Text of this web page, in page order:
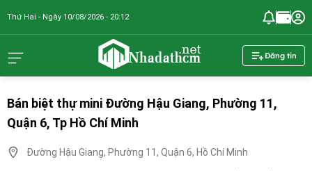
Thứ Hai - Ngày 10/08/2026 - 20:12
Đăng tin
Bán biệt thự mini Đường Hậu Giang, Phường 11,
Quận 6, Tp Hồ Chí Minh
Đường Hậu Giang, Phường 11, Quận 6, Hồ Chí Minh